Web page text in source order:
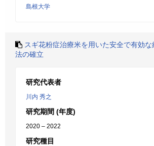
島根大学
スギ花粉症治療米を用いた安全で有効
法の確立
研究代表者
川内 秀之
研究期間 (年度)
2020 – 2022
研究種目